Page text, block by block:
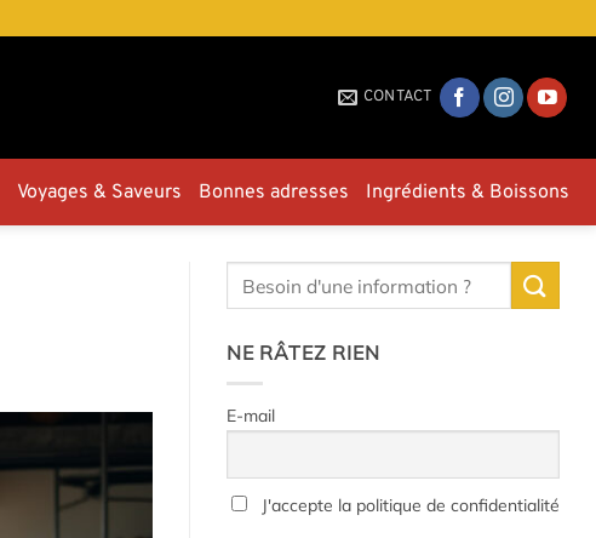
CONTACT
Voyages & Saveurs Bonnes adresses Ingrédients & Boissons
NE RÂTEZ RIEN
E-mail
J'accepte la politique de confidentialité